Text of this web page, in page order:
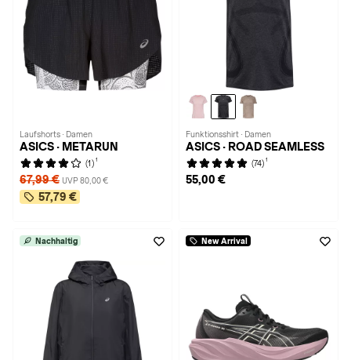
Laufshorts · Damen
ASICS · METARUN
(1) 1
67,99 € UVP 80,00 €
57,79 €
Funktionsshirt · Damen
ASICS · ROAD SEAMLESS
(74) 1
55,00 €
Nachhaltig New Arrival